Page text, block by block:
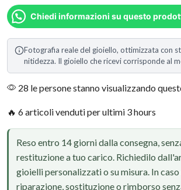
Chiedi informazioni su questo
Fotografia reale del gioiello, ottimizzata con
nitidezza. Il gioiello che ricevi corrisponde al
28 le persone stanno visualizzando
🔥 6 articoli venduti per ultimi 3 hours
Reso entro 14 giorni dalla consegna,
restituzione a tuo carico. Richiedilo
gioielli personalizzati o su misura. In
riparazione, sostituzione o rimborso